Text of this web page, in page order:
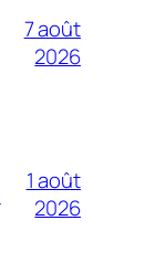
7 août
2026
1 août
2026